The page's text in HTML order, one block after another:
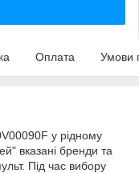
Оплата Умови
у рідному
вказані бренди та
Під час вибору